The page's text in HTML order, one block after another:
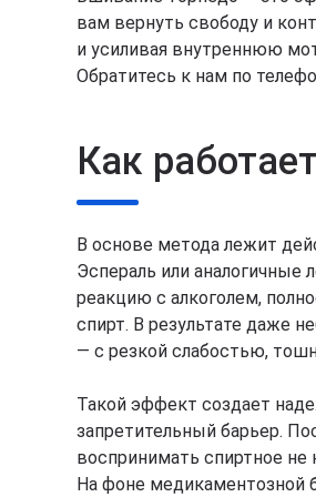
вам вернуть свободу и
и усиливая внутреннюю
Обратитесь к нам по
Как
В основе метода лежит
Эспераль или
реакцию с алкоголем,
спирт. В результате даже
— с резкой слабостью,
Такой эффект создает
запретительный барьер.
воспринимать спиртное не
На фоне медикаментозной